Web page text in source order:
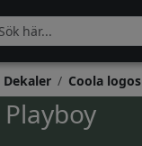
Dekaler Coola logos